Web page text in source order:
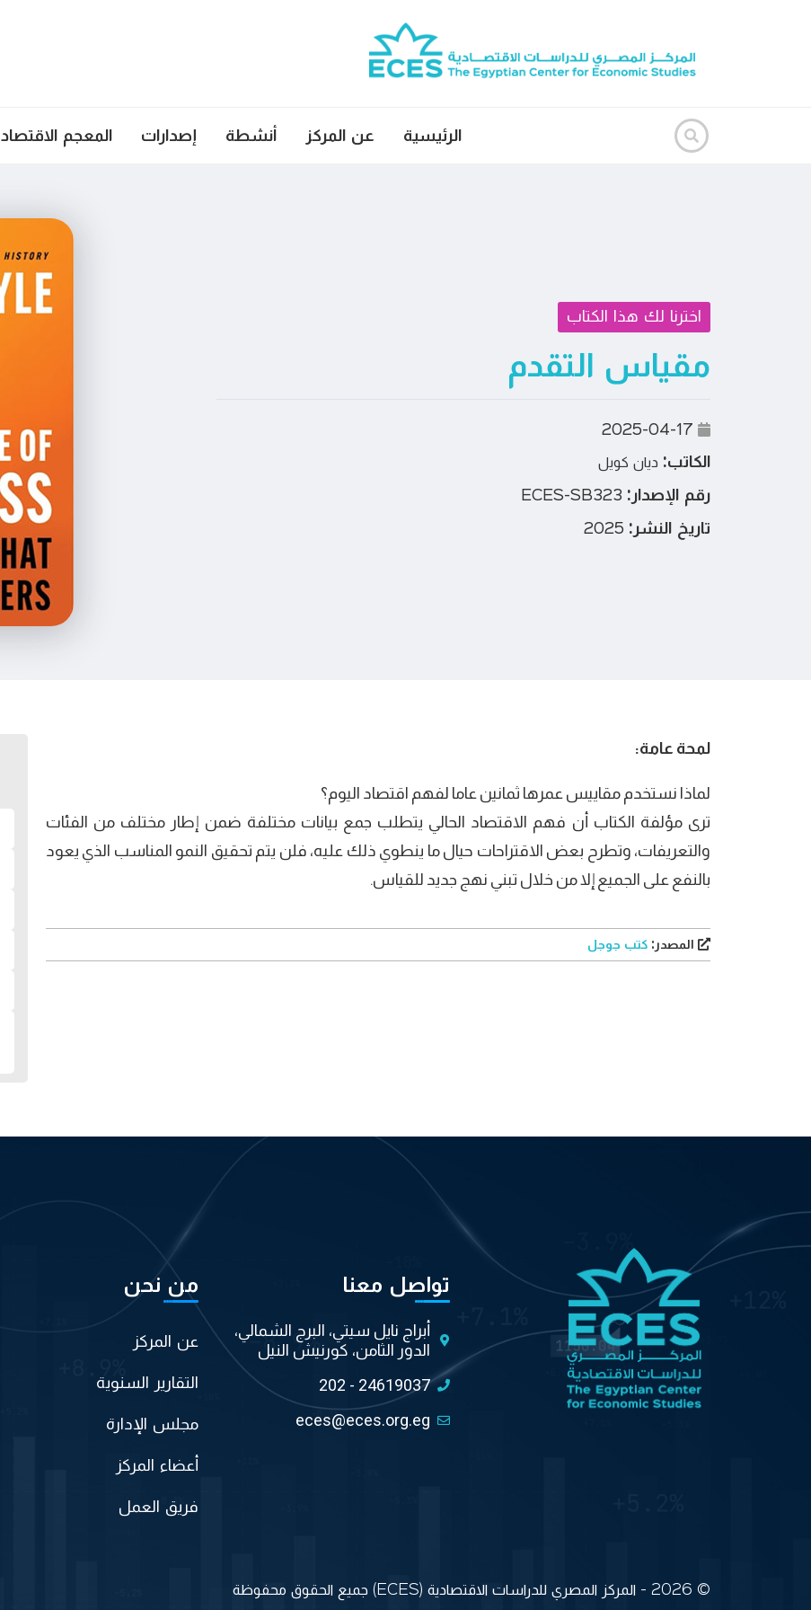
الرئيسية عن المركز أنشطة إصدارات المعجم
اخترنا لك هذا الكتاب
مقياس التقدم
الكاتب: ديان كويل
رقم الإصدار:
تاريخ النشر:
لمحة عامة:
لماذا نستخدم مقاييس عمرها ثمانين عاما لفهم اقتصاد اليوم؟
ترى مؤلفة الكتاب أن فهم الاقتصاد الحالي يتطلب جمع بيانات مختلفة ضمن إطار مختلف من الفئات
والتعريفات، وتطرح بعض الاقتراحات حيال ما ينطوي ذلك عليه، فلن يتم تحقيق النمو المناسب الذي يعود
بالنفع على الجميع إلا من خلال تبني نهج جديد للقياس.
المصدر: كتب جوجل
تواصل معنا
أبراج نايل سيتي، البرج الشمالي،
الدور الثامن، كورنيش النيل
202 - 24619037
eces@eces.org.eg
من نحن
عن المركز
التقارير السنوية
مجلس الإدارة
أعضاء المركز
فريق العمل
© 2026 - المركز المصري للدراسات الاقتصادية (ECES) جميع الحقوق محفوظة